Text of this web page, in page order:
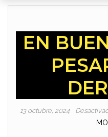
EN
13 octubre, 2024